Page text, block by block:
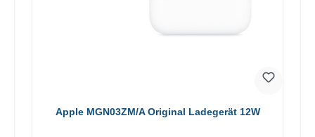
Apple MGN03ZM/A Original Ladegerät 12W